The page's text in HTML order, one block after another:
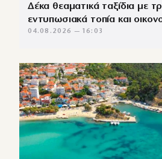
Δέκα θεαματικά ταξίδια με
εντυπωσιακά τοπία και
04.08.2026 — 16:03